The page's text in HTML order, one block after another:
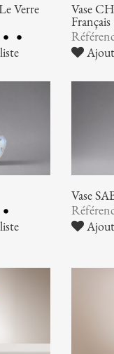
Verre
Vase
Français
Vase